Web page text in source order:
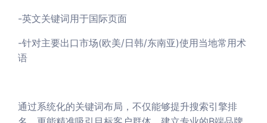
-英文关键词用于国际页面
-针对主要出口市场(欧美/日韩/东南亚)使用当地常用术
语
通过系统化的关键词布局，不仅能够提升搜索引擎排